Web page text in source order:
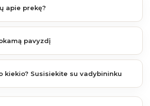
apie prekę?
pavyzdį
kiekio? Susisiekite su vadybininku